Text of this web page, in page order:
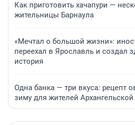
Как приготовить хачапури —
жительницы Барнаула
«Мечтал о большой жизни»:
переехал в Ярославль и создал
история
Одна банка — три вкуса: рецепт
зиму для жителей Архангельской